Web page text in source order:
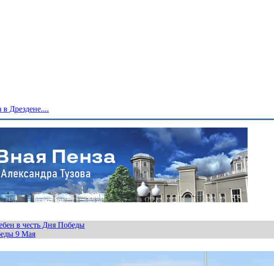
Дрездене....
в честь Дня Победы
9 Мая